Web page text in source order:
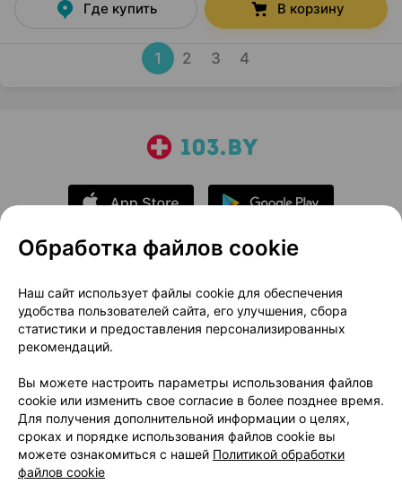
Где купить В корзину
1 2 3 4
О проекте
Новости проекта
Размещение рекламы
Медицинский маркетинг
Публичный договор
Доставка
Способы оплаты
Вакансии
Партнеры
Написать руководителю 103.by
Написать в поддержку
Персональные настройки Cookie
Обработка файлов cookie
Наш сайт использует файлы cookie для обеспечения
удобства пользователей сайта, его улучшения, сбора
статистики и предоставления персонализированных
рекомендаций.
Вы можете настроить параметры использования файлов
cookie или изменить свое согласие в более позднее время.
Для получения дополнительной информации о целях,
сроках и порядке использования файлов cookie вы
можете ознакомиться с нашей Политикой обработки
файлов cookie